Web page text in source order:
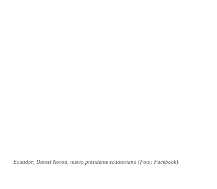
Ecuador: Daniel Novoa, nuevo presidente ecuatoriano (Foto: Facebook).